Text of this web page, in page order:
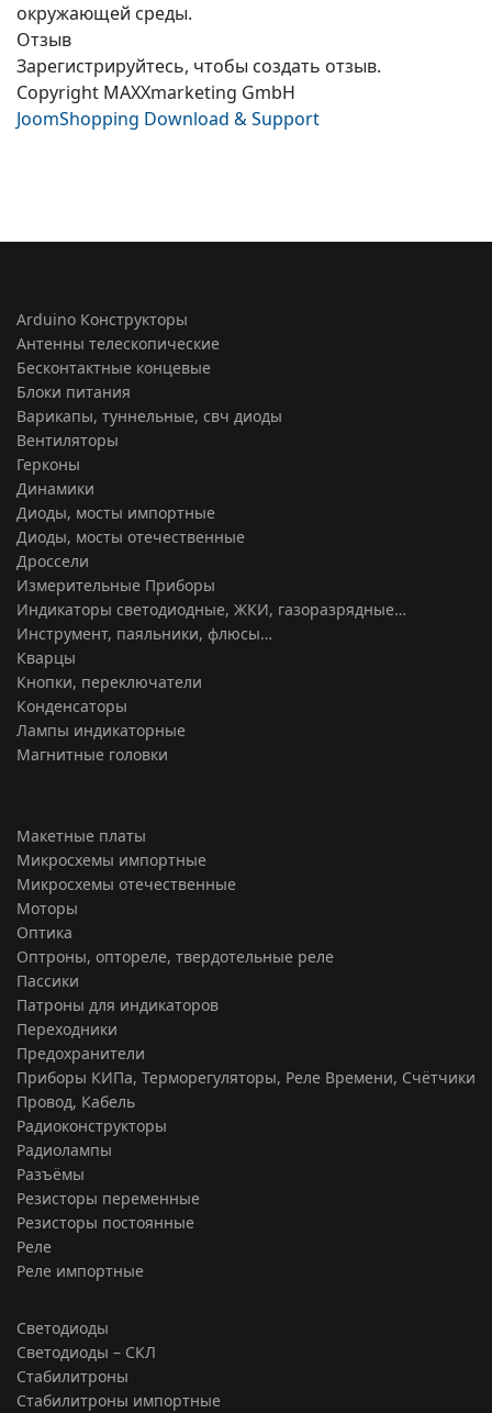
окружающей среды.
Отзыв
Зарегистрируйтесь, чтобы создать отзыв.
Copyright MAXXmarketing GmbH
JoomShopping Download & Support
Arduino Конструкторы
Антенны телескопические
Бесконтактные концевые
Блоки питания
Варикапы, туннельные, свч диоды
Вентиляторы
Герконы
Динамики
Диоды, мосты импортные
Диоды, мосты отечественные
Дроссели
Измерительные Приборы
Индикаторы светодиодные, ЖКИ, газоразрядные…
Инструмент, паяльники, флюсы…
Кварцы
Кнопки, переключатели
Конденсаторы
Лампы индикаторные
Магнитные головки
Макетные платы
Микросхемы импортные
Микросхемы отечественные
Моторы
Оптика
Оптроны, оптореле, твердотельные реле
Пассики
Патроны для индикаторов
Переходники
Предохранители
Приборы КИПа, Терморегуляторы, Реле Времени, Счётчики
Провод, Кабель
Радиоконструкторы
Радиолампы
Разъёмы
Резисторы переменные
Резисторы постоянные
Реле
Реле импортные
Светодиоды
Светодиоды – СКЛ
Стабилитроны
Стабилитроны импортные